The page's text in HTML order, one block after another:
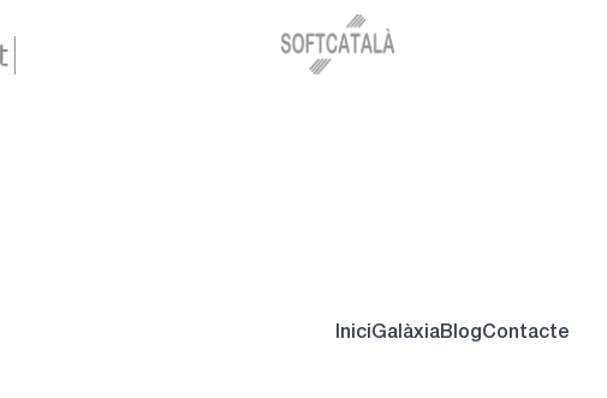
IniciGalàxiaBlogContacte